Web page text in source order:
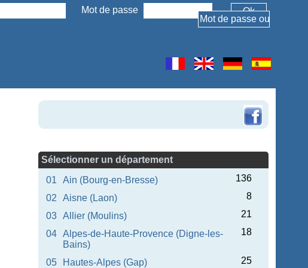
Mot de passe
Sélectionner un département
01
Ain (Bourg-en-Bresse)
136
02
Aisne (Laon)
8
03
Allier (Moulins)
21
04
Alpes-de-Haute-Provence (Digne-les-
Bains)
18
05 Hautes-Alpes (Gap)
25